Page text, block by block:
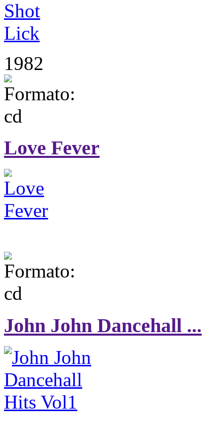
1982
Love Fever
John John Dancehall ...